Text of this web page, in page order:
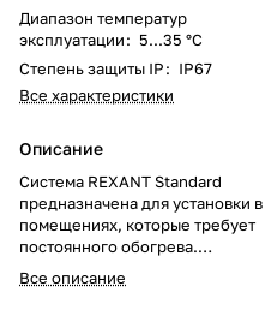
Диапазон температур
эксплуатации: 5...35 °C
Степень защиты IP: IP67
Все характеристики
Описание
Система REXANT Standard
предназначена для установки в
помещениях, которые требует
постоянного обогрева.
Работает от обычной бытовой
электросети, что делает ее
Все описание